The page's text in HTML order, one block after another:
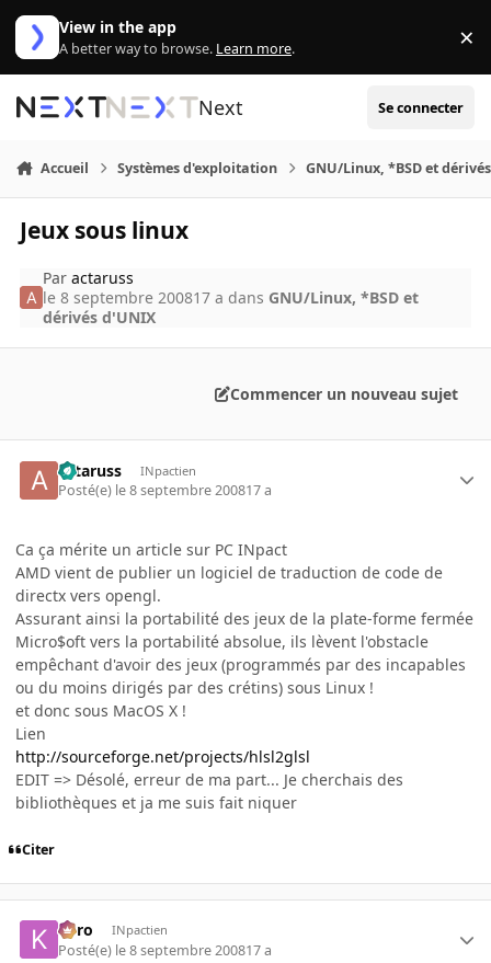
Aller au contenu
View in the app
A better way to browse. Learn more. ×
Next Se connecter
Accueil Systèmes d'exploitation GNU/Linux, *BSD et
Jeux sous linux
Paractaruss
le 8 septembre 200817 a dans GNU/Linux, *BSD et
dérivés d'UNIX
Commencer un nouveau sujet
actaruss INpactien
Posté(e) le 8 septembre 200817 a
Ca ça mérite un article sur PC INpact
AMD vient de publier un logiciel de traduction de code de
directx vers opengl.
Assurant ainsi la portabilité des jeux de la plate-forme fermée
Micro$oft vers la portabilité absolue, ils lèvent l'obstacle
empêchant d'avoir des jeux (programmés par des incapables
ou du moins dirigés par des crétins) sous Linux !
et donc sous MacOS X !
Lien
http://sourceforge.net/projects/hlsl2glsl
EDIT => Désolé, erreur de ma part... Je cherchais des
bibliothèques et ja me suis fait niquer
Citer
kyro INpactien
Posté(e) le 8 septembre 200817 a